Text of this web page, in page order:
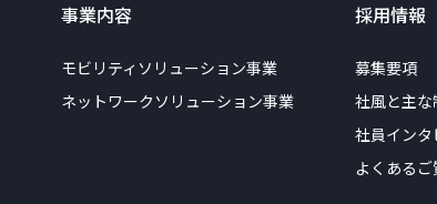
事業内容
モビリティソリューション事業
ネットワークソリューション事業
採用情報
募集要項
社風と主な
社員インタ
よくある